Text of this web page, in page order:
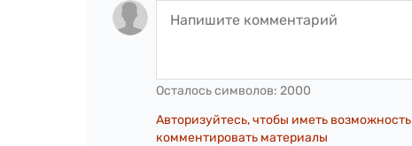
Осталось символов: 2000
Авторизуйтесь, чтобы иметь возможность
комментировать материалы